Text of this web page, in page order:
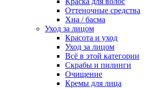
Оттеночные средства
Хна / басма
Уход за лицом
Красота и уход
Уход за лицом
Всё в этой категории
Скрабы и пилинги
Очищение
Кремы для лица